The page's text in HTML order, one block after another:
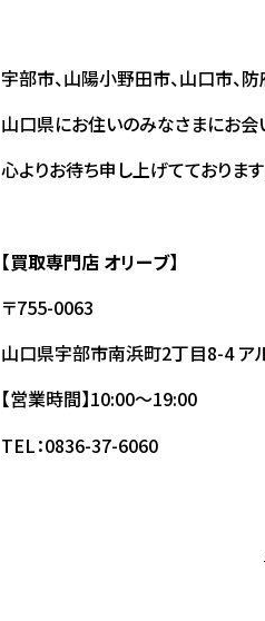
宇部市、山陽小野田市、山口市、
山口県にお住いのみなさまにお会
心よりお待ち申し上げてており
【買取専門店 オリーブ】
〒755-0063
山口県宇部市南浜町2丁目8-4 ア
【営業時間】10:00～19:00
TEL：0836-37-6060